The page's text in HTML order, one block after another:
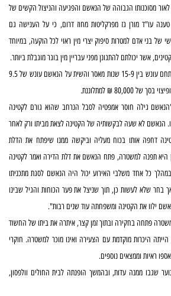
זאת לאור מסוכנותו הגבוהה של הנאשם והפגיעה והניצול הקשים של
עו"ד מורן גז מפרקליטות מחוז דרום, כי על הענישה גם
של בני אדם למטרות סיפוק יצרי מין ראוי לכל הוקעה, במיוחד
אשר יכולתם להתגונן מפני עבריין מין בוגר מוגבלת ביותר.
בית המשפט המחוזי בב"ש קבע מתחם עונש בין 15-9 שנות מאסר והשית על הנאשם עונש של 9.5
₪ למתלוננת.
גילה חוסר אמפטיה לסבל הנרחב שהוא גורם לקטינה
הנאשם לא שעה לבקשותיה של הקטינה לצאת מביתו ורק לאחר
דחפה אותו בכוח מעליה וביקשה ממנו שיפתח את הדלת
היא תפנה למשטרה, פתח הנאשם את דלת הדירה ואמר לקטינה
כל אחד משלבי האירוע יכול היה הנאשם לסגת מתכניתו
בחר שלא לעשות כן, תוך שניצל את פער הכוחות והגיל שבינו
ילוו את הקטינה ומשפחתה עוד שנים רבות".
פתחה בחקירה ובתוך זמן קצר, איתרה את ביתו של החשוד
היכרות מוקדמת עם הצעירה ואינו מוכר למשטרה. חוקרי
ראיות וממצאים נוספים.
שגבו ממנה עדות, ובהמשך הופנתה לבית החולים וולפסון,